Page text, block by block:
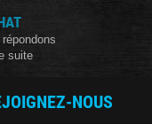
suite
NOUS